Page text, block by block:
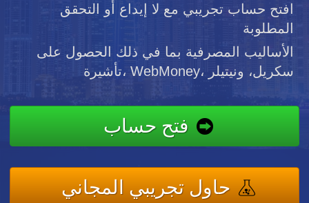
افتح حساب تجريبي مع لا إيداع أو التحقق
المطلوبة
الأساليب المصرفية بما في ذلك الحصول على
تأشيرة، WebMoney، سكريل، ونيتيلر
فتح حساب
حاول تجريبي المجاني